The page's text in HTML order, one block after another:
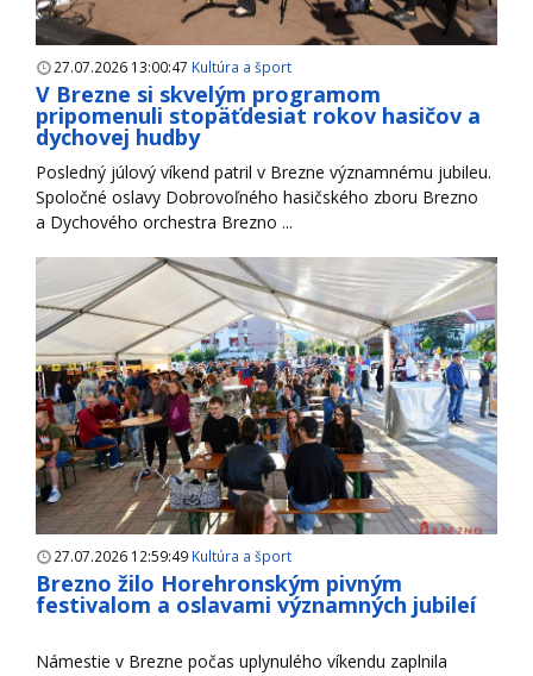
27.07.2026 13:00:47 Kultúra a šport
V Brezne si skvelým programom
pripomenuli stopäťdesiat rokov hasičov a
dychovej hudby
Posledný júlový víkend patril v Brezne významnému jubileu.
Spoločné oslavy Dobrovoľného hasičského zboru Brezno
a Dychového orchestra Brezno ...
27.07.2026 12:59:49 Kultúra a šport
Brezno žilo Horehronským pivným
festivalom a oslavami významných jubileí
Námestie v Brezne počas uplynulého víkendu zaplnila